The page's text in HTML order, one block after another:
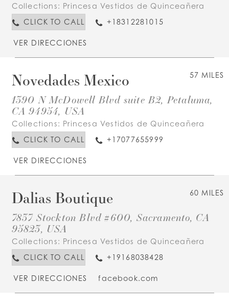
Collections: Princesa Vestidos de Quinceañera
CLICK TO CALL
+18312281015
VER DIRECCIONES
57 MILES
Novedades Mexico
1390 N McDowell Blvd suite B2, Petaluma,
CA 94954, USA
Collections: Princesa Vestidos de Quinceañera
CLICK TO CALL
+17077655999
VER DIRECCIONES
60 MILES
Dalias Boutique
7837 Stockton Blvd #600, Sacramento, CA
95823, USA
Collections: Princesa Vestidos de Quinceañera
CLICK TO CALL
+19168038428
VER DIRECCIONES facebook.com